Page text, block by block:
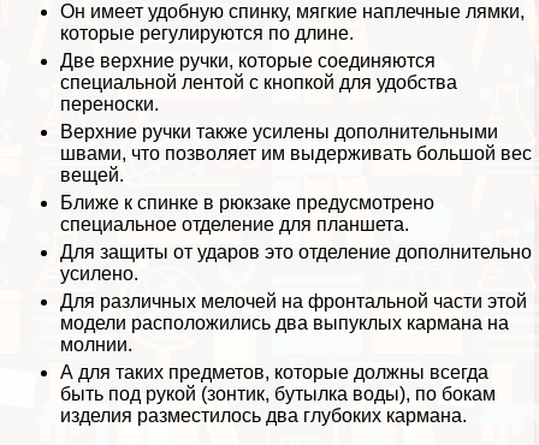
Он имеет удобную спинку, мягкие наплечные лямки,
которые регулируются по длине.
Две верхние ручки, которые соединяются
специальной лентой с кнопкой для удобства
переноски.
Верхние ручки также усилены дополнительными
швами, что позволяет им выдерживать большой вес
вещей.
Ближе к спинке в рюкзаке предусмотрено
специальное отделение для планшета.
Для защиты от ударов это отделение дополнительно
усилено.
Для различных мелочей на фронтальной части этой
модели расположились два выпуклых кармана на
молнии.
А для таких предметов, которые должны всегда
быть под рукой (зонтик, бутылка воды), по бокам
изделия разместилось два глубоких кармана.